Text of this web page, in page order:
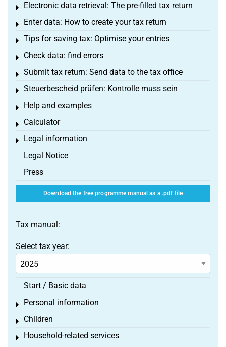
Electronic data retrieval: The pre-filled tax return
Toggle menu
Enter data: How to create your tax return
Toggle menu
Tips for saving tax: Optimise your entries
Toggle menu
Check data: find errors
Toggle menu
Submit tax return: Send data to the tax office
Toggle menu
Steuerbescheid prüfen: Kontrolle muss sein
Toggle menu
Help and examples
Toggle menu
Calculator
Toggle menu
Legal information
Toggle menu
Legal Notice
Press
Download the free programme manual as a .pdf file
Tax manual:
Select tax year:
Start / Basic data
Personal information
Toggle menu
Children
Toggle menu
Household-related services
Toggle menu